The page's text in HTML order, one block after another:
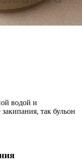
водой и
так бульон